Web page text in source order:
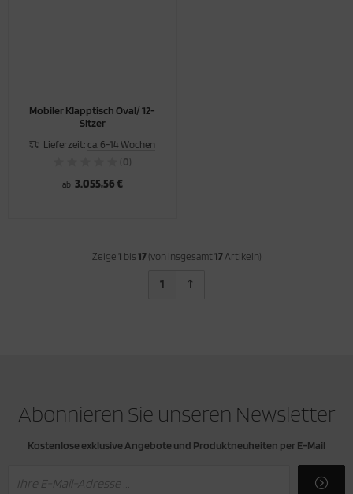
Mobiler Klapptisch Oval/ 12-
Sitzer
Lieferzeit: ca. 6-14 Wochen
(0)
ab 3.055,56 €
Zeige 1 bis 17(von insgesamt 17Artikeln)
1
Abonnieren Sie unseren Newsletter
Kostenlose exklusive Angebote und Produktneuheiten per E-Mail